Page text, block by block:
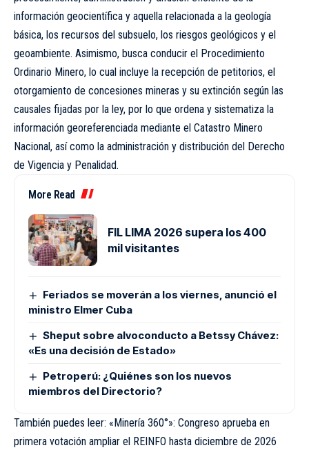
información geocientífica y aquella relacionada a la geología
básica, los recursos del subsuelo, los riesgos geológicos y el
geoambiente. Asimismo, busca conducir el Procedimiento
Ordinario Minero, lo cual incluye la recepción de petitorios, el
otorgamiento de concesiones mineras y su extinción según las
causales fijadas por la ley, por lo que ordena y sistematiza la
información georeferenciada mediante el Catastro Minero
Nacional, así como la administración y distribución del Derecho
de Vigencia y Penalidad.
More Read
FIL LIMA 2026 supera los 400
mil visitantes
Feriados se moverán a los viernes, anunció el
ministro Elmer Cuba
Sheput sobre alvoconducto a Betssy Chávez:
«Es una decisión de Estado»
Petroperú: ¿Quiénes son los nuevos
miembros del Directorio?
También puedes leer: «Minería 360°»: Congreso aprueba en
primera votación ampliar el REINFO hasta diciembre de 2026